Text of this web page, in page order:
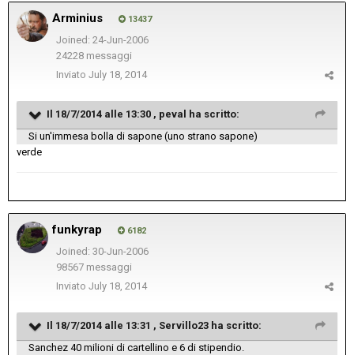
Arminius 13437
Joined: 24-Jun-2006
24228 messaggi
Inviato July 18, 2014
Il 18/7/2014 alle 13:30 , peval ha scritto:
Si un'immesa bolla di sapone (uno strano sapone)
verde
funkyrap 6182
Joined: 30-Jun-2006
98567 messaggi
Inviato July 18, 2014
Il 18/7/2014 alle 13:31 , Servillo23 ha scritto:
Sanchez 40 milioni di cartellino e 6 di stipendio.